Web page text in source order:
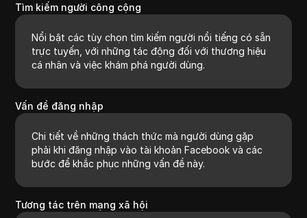
Tìm kiếm người công cộng
Nổi bật các tùy chọn tìm kiếm người nổi tiếng có sẵn
trực tuyến, với những tác động đối với thương hiệu
cá nhân và việc khám phá người dùng.
Vấn đề đăng nhập
Chi tiết về những thách thức mà người dùng gặp
phải khi đăng nhập vào tài khoản Facebook và các
bước để khắc phục những vấn đề này.
Tương tác trên mạng xã hội